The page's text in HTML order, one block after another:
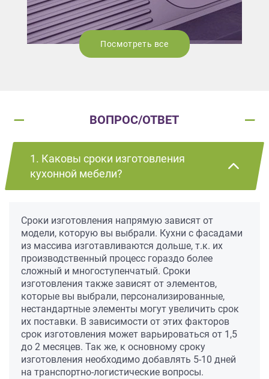
Посмотреть все
ВОПРОС/ОТВЕТ
1. Каковы сроки изготовления
кухонной мебели?
Сроки изготовления напрямую зависят от
модели, которую вы выбрали. Кухни с фасадами
из массива изготавливаются дольше, т.к. их
производственный процесс гораздо более
сложный и многоступенчатый. Сроки
изготовления также зависят от элементов,
которые вы выбрали, персонализированные,
нестандартные элементы могут увеличить срок
их поставки. В зависимости от этих факторов
срок изготовления может варьироваться от 1,5
до 2 месяцев. Так же, к основному сроку
изготовления необходимо добавлять 5-10 дней
на транспортно-логистические вопросы.